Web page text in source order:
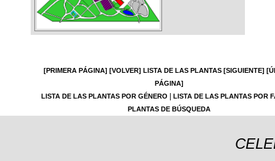
[PRIMERA PÁGINA] [VOLVER] LISTA DE LAS PLANTAS [SIGUIENTE]
PÁGINA]
LISTA DE LAS PLANTAS POR GÉNERO
LISTA DE LAS PLANTAS POR
PLANTAS DE BÚSQUEDA